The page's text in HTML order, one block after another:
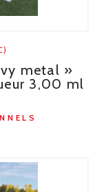
metal »
3,00 ml